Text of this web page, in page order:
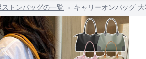
ストンバッグの一覧 › キャリーオンバッグ